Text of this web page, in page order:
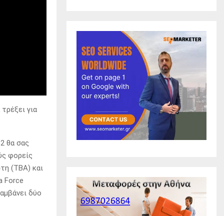
για
θα σας
φορείς
(TBA) και
Force
δύο